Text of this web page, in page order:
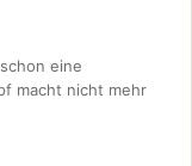
eine
macht nicht mehr